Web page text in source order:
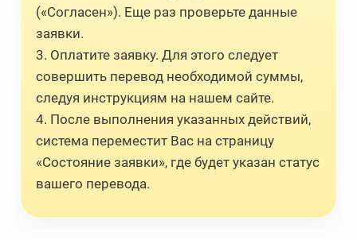
(«Согласен»). Еще раз проверьте данные
заявки.
3. Оплатите заявку. Для этого следует
совершить перевод необходимой суммы,
следуя инструкциям на нашем сайте.
4. После выполнения указанных действий,
система переместит Вас на страницу
«Состояние заявки», где будет указан статус
вашего перевода.